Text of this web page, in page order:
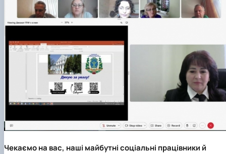
Чекаємо на вас, наші майбутні соціальні працівники й